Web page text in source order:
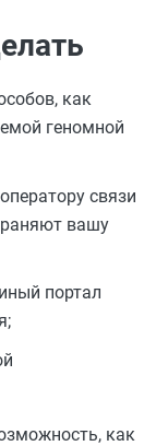
как
геномной
связи
вашу
портал
как